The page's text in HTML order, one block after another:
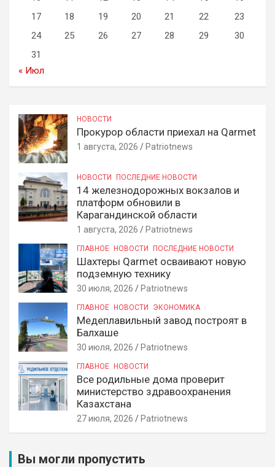
17
18 19 20 21 22
23
24
25 26 27 28 29
30
31
« Июл
НОВОСТИ
Прокурор области приехал на Qarmet
1 августа, 2026 Patriotnews
НОВОСТИ ПОСЛЕДНИЕ НОВОСТИ
14 железнодорожных вокзалов и
платформ обновили в
Карагандинской области
1 августа, 2026 Patriotnews
ГЛАВНОЕ НОВОСТИ ПОСЛЕДНИЕ НОВОСТИ
Шахтеры Qarmet осваивают новую
подземную технику
30 июля, 2026 Patriotnews
ГЛАВНОЕ НОВОСТИ ЭКОНОМИКА
Медеплавильный завод построят в
Балхаше
30 июля, 2026 Patriotnews
ГЛАВНОЕ НОВОСТИ
Все родильные дома проверит
министерство здравоохранения
Казахстана
27 июля, 2026 Patriotnews
Вы могли пропустить